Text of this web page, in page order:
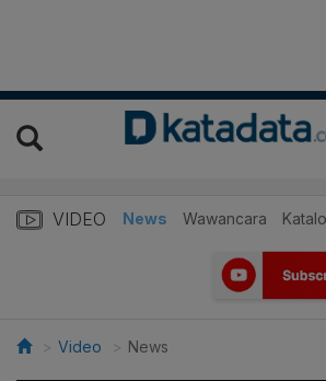
VIDEO News Wawancara
Video News